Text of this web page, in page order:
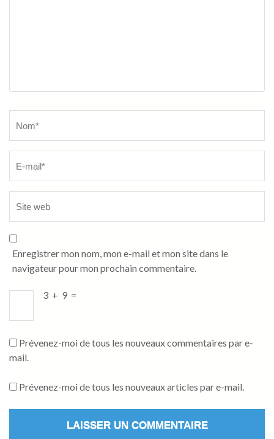
Enregistrer mon nom, mon e-mail et mon site dans le
navigateur pour mon prochain commentaire.
3 + 9 =
Prévenez-moi de tous les nouveaux commentaires par e-
mail.
Prévenez-moi de tous les nouveaux articles par e-mail.